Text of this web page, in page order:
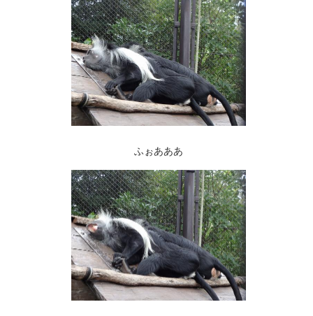
ふぉあああ